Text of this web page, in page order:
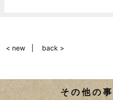
< new back >
その他の